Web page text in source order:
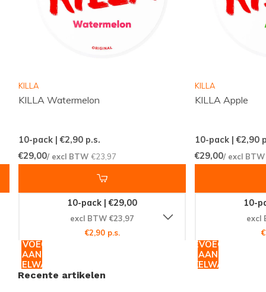
product is speciaal ontwikkeld voor degenen die op
product:
Categorieën:NICOTINEZAKJES
EXCLUSIVE
Aardbei en Watermeloen
Verpakking:
Handige en discrete zakjes
KILLA
KILLA Watermelon
10-pack | €2,90p.s.
€29,00/ excl BTW €23,97
10-pack | €29,00
excl BTW €23,97
€2,90 p.s.
TOEVOEGEN
AAN
KILLA
KILLA Apple
10-pack | €2,90
€29,00/ excl
10-
excl
TOEVOEGEN
AAN
WINKELWAGEN
Recente artikelen